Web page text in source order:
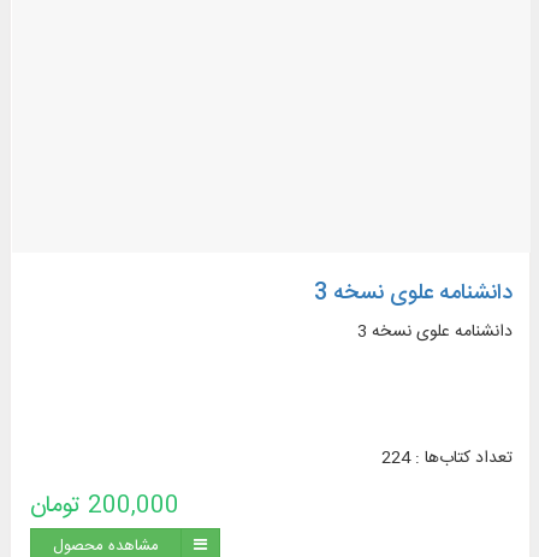
دانشنامه علوی نسخه 3
دانشنامه علوی نسخه 3
تعداد کتاب‌ها : 224
200,000 تومان
مشاهده محصول